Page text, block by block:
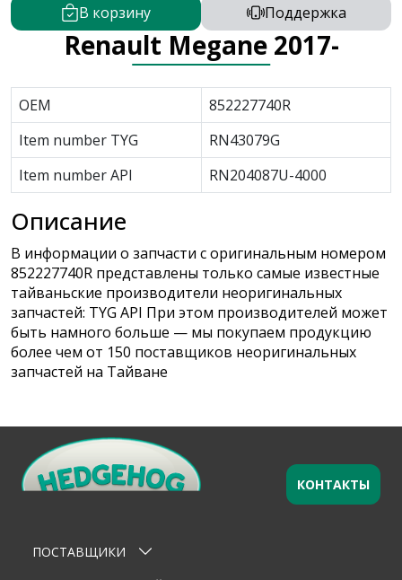
В корзину Поддержка
Renault Megane 2017-
OEM
852227740R
Item number TYG
RN43079G
Item number API
RN204087U-4000
Описание
В информации о запчасти с оригинальным номером
852227740R представлены только самые известные
тайваньские производители неоригинальных
запчастей: TYG API При этом производителей может
быть намного больше — мы покупаем продукцию
более чем от 150 поставщиков неоригинальных
запчастей на Тайване
×
ПОСТАВЩИКИ
КОНТАКТЫ